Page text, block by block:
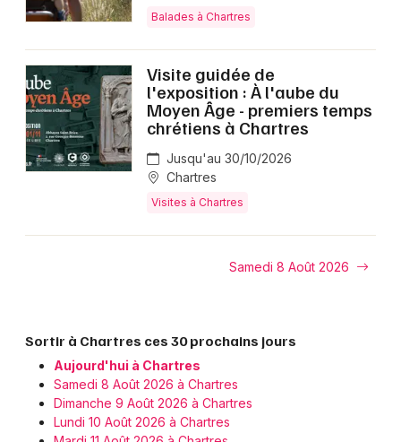
Balades à Chartres
Visite guidée de
l'exposition : À l'aube du
Moyen Âge - premiers temps
chrétiens à Chartres
Jusqu'au 30/10/2026
Chartres
Visites à Chartres
Samedi 8 Août 2026
Sortir à Chartres ces 30 prochains jours
Aujourd'hui à Chartres
Samedi 8 Août 2026 à Chartres
Dimanche 9 Août 2026 à Chartres
Lundi 10 Août 2026 à Chartres